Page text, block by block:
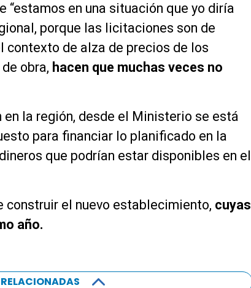
“estamos en una situación que yo diría
porque las licitaciones son de
contexto de alza de precios de los
obra, hacen que muchas veces no
la región, desde el Ministerio se está
para financiar lo planificado en la
que podrían estar disponibles en el
el nuevo establecimiento, cuyas
año.